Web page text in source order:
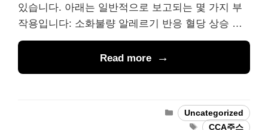
있습니다. 아래는 일반적으로 보고되는 몇 가지 부
작용입니다: 소화불량 알레르기 반응 혈당 상승 …
Read more
Categories
Uncategorized
Tags
CCA주스